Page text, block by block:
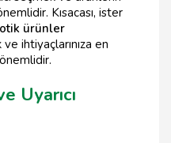
Kısacası, ister
ürünler
ihtiyaçlarınıza en
Uyarıcı